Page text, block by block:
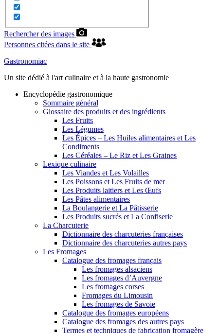
Rechercher des images
Personnes citées dans le site
Gastronomiac
Un site dédié à l'art culinaire et à la haute gastronomie
Encyclopédie gastronomique
Sommaire général
Glossaire des produits et des ingrédients
Les Fruits
Les Légumes
Les Épices – Les Huiles alimentaires et Les
Condiments
Les Céréales – Le Riz et Les Graines
Lexique culinaire
Les Viandes et Les Volailles
Les Poissons et Les Fruits de mer
Les Produits laitiers et Les Œufs
Les Pâtes alimentaires
La Boulangerie et La Pâtisserie
Les Produits sucrés et La Confiserie
La Charcuterie
Dictionnaire des charcuteries françaises
Dictionnaire des charcuteries autres pays
Les Fromages
Catalogue des fromages français
Les fromages alsaciens
Les fromages d’Auvergne
Les fromages corses
Fromages du Limousin
Les fromages de Savoie
Catalogue des fromages européens
Catalogue des fromages des autres pays
Termes et techniques de fabrication fromagère